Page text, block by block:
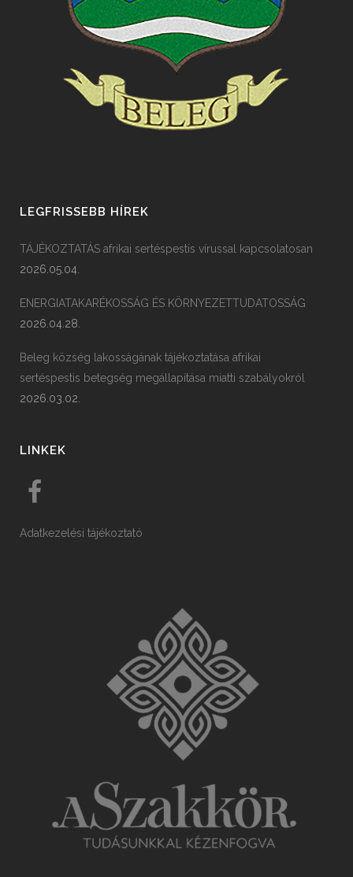
LEGFRISSEBB HÍREK
TÁJÉKOZTATÁS afrikai sertéspestis vírussal kapcsolatosan
2026.05.04.
ENERGIATAKARÉKOSSÁG ÉS KÖRNYEZETTUDATOSSÁG
2026.04.28.
Beleg község lakosságának tájékoztatása afrikai
sertéspestis betegség megállapítása miatti szabályokról
2026.03.02.
LINKEK
Adatkezelési tájékoztató